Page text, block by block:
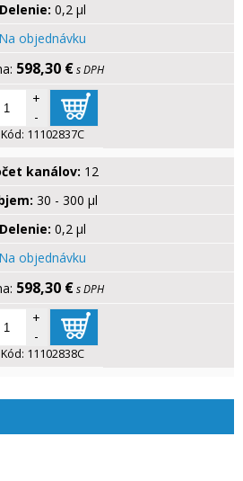
Delenie: 0,2 µl
Na objednávku
598,30 €s DPH
+
-
Kód: 11102837C
kanálov: 12
30 - 300 µl
Delenie: 0,2 µl
Na objednávku
598,30 €s DPH
+
-
Kód: 11102838C